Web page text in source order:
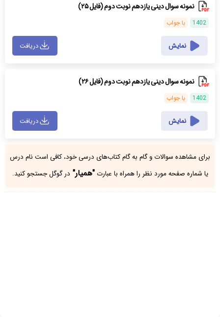
نمونه سوال دینی یازدهم نوبت دوم (فایل ۲۵)
1402 با جواب
نمایش دریافت
نمونه سوال دینی یازدهم نوبت دوم (فایل ۲۶)
1402 با جواب
نمایش دریافت
برای مشاهده سوالات و گام به گام کتاب‌های درسی خود، کافی است نام درس
یا شماره صفحه مورد نظر را همراه با عبارت"همیار" در گوگل جستجو کنید.